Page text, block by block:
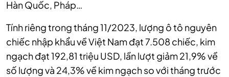
Hàn Quốc, Pháp…
Tính riêng trong tháng 11/2023, lượng ô tô nguyên
chiếc nhập khẩu về Việt Nam đạt 7.508 chiếc, kim
ngạch đạt 192,81 triệu USD, lần lượt giảm 21,9% về
số lượng và 24,3% về kim ngạch so với tháng trước